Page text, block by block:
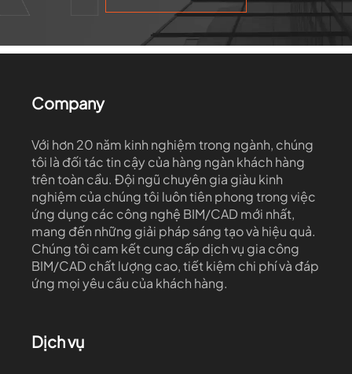
Company
Với hơn 20 năm kinh nghiệm trong ngành, chúng
tôi là đối tác tin cậy của hàng ngàn khách hàng
trên toàn cầu. Đội ngũ chuyên gia giàu kinh
nghiệm của chúng tôi luôn tiên phong trong việc
ứng dụng các công nghệ BIM/CAD mới nhất,
mang đến những giải pháp sáng tạo và hiệu quả.
Chúng tôi cam kết cung cấp dịch vụ gia công
BIM/CAD chất lượng cao, tiết kiệm chi phí và đáp
ứng mọi yêu cầu của khách hàng.
Dịch vụ